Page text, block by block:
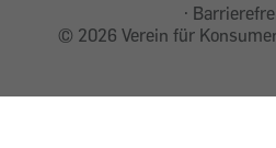
© 2026 Verein für